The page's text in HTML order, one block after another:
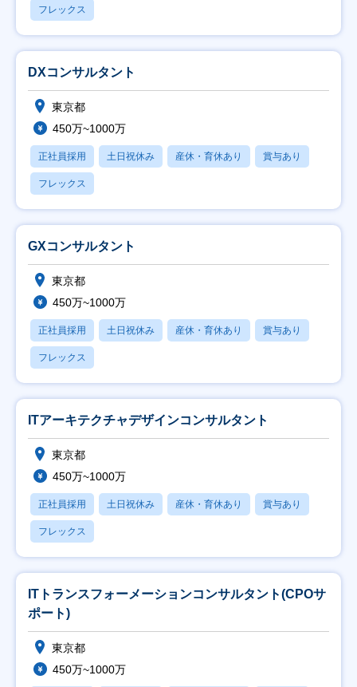
フレックス
DXコンサルタント
東京都
450万~1000万
正社員採用 土日祝休み 産休・育休あり 賞与あり
フレックス
GXコンサルタント
東京都
450万~1000万
正社員採用 土日祝休み 産休・育休あり 賞与あり
フレックス
ITアーキテクチャデザインコンサルタント
東京都
450万~1000万
正社員採用 土日祝休み 産休・育休あり 賞与あり
フレックス
ITトランスフォーメーションコンサルタント(CPOサ
ポート)
東京都
450万~1000万